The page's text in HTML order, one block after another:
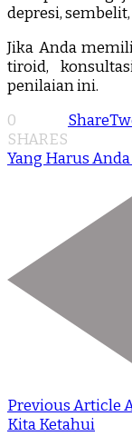
depresi,
Jika Anda
tiroid,
penilaian ini.
0
SHARES
Share
Yang Harus
Previous Article
Kita Ketahui